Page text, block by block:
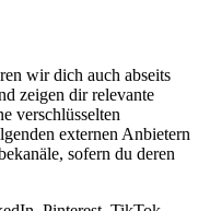
wir dich auch abseits
zeigen dir relevante
verschlüsselten
externen Anbietern
sofern du deren